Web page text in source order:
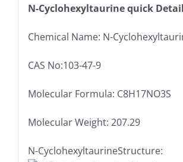
N-Cyclohexyltaurine quick
Chemical Name: N-
CAS No:103-47-9
Molecular Formula: C8H17NO3S
Molecular Weight: 207.29
N-CyclohexyltaurineStructure: